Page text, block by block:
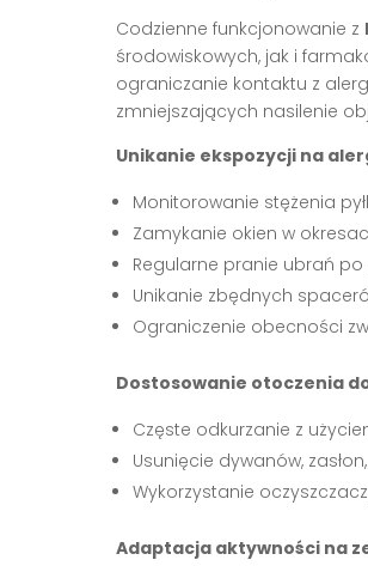
Codzienne funkcjonowanie z
środowiskowych, jak i
ograniczanie kontaktu z
zmniejszających nasilenie
Unikanie ekspozycji na
Monitorowanie stężenia
Zamykanie okien w
Regularne pranie ubrań
Unikanie zbędnych
Ograniczenie obecności
Dostosowanie otoczenia
Częste odkurzanie z
Usunięcie dywanów,
Wykorzystanie
Adaptacja aktywności na